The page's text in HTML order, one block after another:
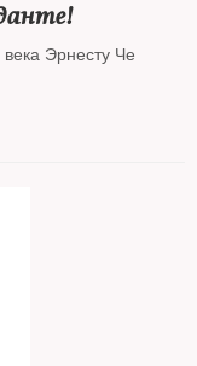
Эрнесту Че